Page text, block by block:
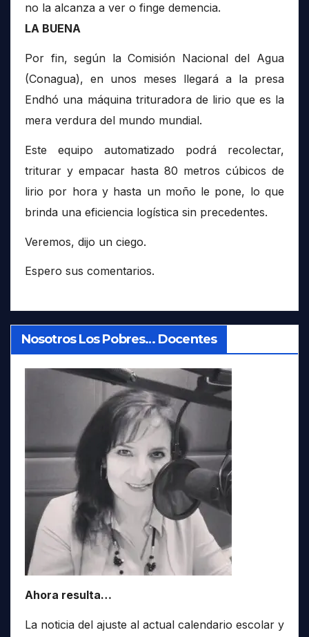
no la alcanza a ver o finge demencia.
LA BUENA
Por fin, según la Comisión Nacional del Agua
(Conagua), en unos meses llegará a la presa
Endhó una máquina trituradora de lirio que es la
mera verdura del mundo mundial.
Este equipo automatizado podrá recolectar,
triturar y empacar hasta 80 metros cúbicos de
lirio por hora y hasta un moño le pone, lo que
brinda una eficiencia logística sin precedentes.
Veremos, dijo un ciego.
Espero sus comentarios.
Nosotros Los Pobres… Docentes
Ahora resulta…
La noticia del ajuste al actual calendario escolar y